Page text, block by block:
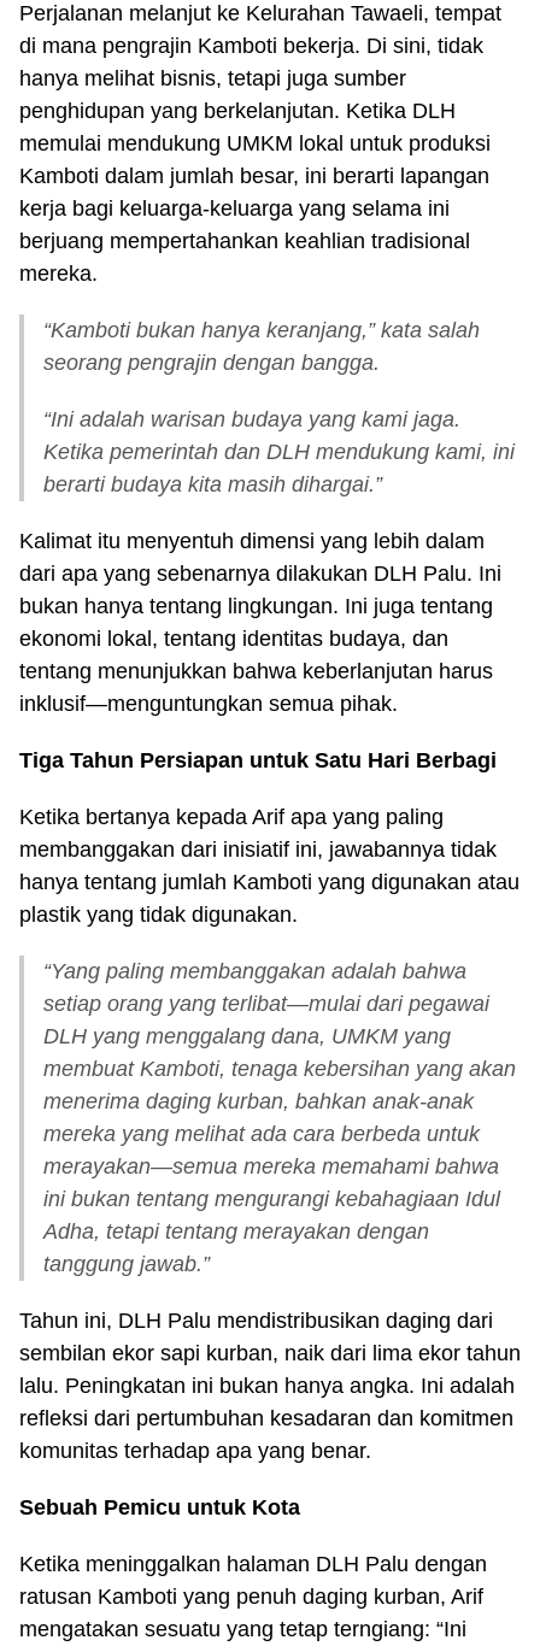
Perjalanan melanjut ke Kelurahan Tawaeli, tempat
di mana pengrajin Kamboti bekerja. Di sini, tidak
hanya melihat bisnis, tetapi juga sumber
penghidupan yang berkelanjutan. Ketika DLH
memulai mendukung UMKM lokal untuk produksi
Kamboti dalam jumlah besar, ini berarti lapangan
kerja bagi keluarga-keluarga yang selama ini
berjuang mempertahankan keahlian tradisional
mereka.
“Kamboti bukan hanya keranjang,” kata salah
seorang pengrajin dengan bangga.
“Ini adalah warisan budaya yang kami jaga.
Ketika pemerintah dan DLH mendukung kami, ini
berarti budaya kita masih dihargai.”
Kalimat itu menyentuh dimensi yang lebih dalam
dari apa yang sebenarnya dilakukan DLH Palu. Ini
bukan hanya tentang lingkungan. Ini juga tentang
ekonomi lokal, tentang identitas budaya, dan
tentang menunjukkan bahwa keberlanjutan harus
inklusif—menguntungkan semua pihak.
Tiga Tahun Persiapan untuk Satu Hari Berbagi
Ketika bertanya kepada Arif apa yang paling
membanggakan dari inisiatif ini, jawabannya tidak
hanya tentang jumlah Kamboti yang digunakan atau
plastik yang tidak digunakan.
“Yang paling membanggakan adalah bahwa
setiap orang yang terlibat—mulai dari pegawai
DLH yang menggalang dana, UMKM yang
membuat Kamboti, tenaga kebersihan yang akan
menerima daging kurban, bahkan anak-anak
mereka yang melihat ada cara berbeda untuk
merayakan—semua mereka memahami bahwa
ini bukan tentang mengurangi kebahagiaan Idul
Adha, tetapi tentang merayakan dengan
tanggung jawab.”
Tahun ini, DLH Palu mendistribusikan daging dari
sembilan ekor sapi kurban, naik dari lima ekor tahun
lalu. Peningkatan ini bukan hanya angka. Ini adalah
refleksi dari pertumbuhan kesadaran dan komitmen
komunitas terhadap apa yang benar.
Sebuah Pemicu untuk Kota
Ketika meninggalkan halaman DLH Palu dengan
ratusan Kamboti yang penuh daging kurban, Arif
mengatakan sesuatu yang tetap terngiang: “Ini